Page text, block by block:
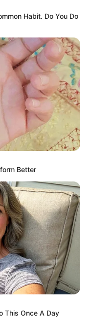
Habit. Do You Do
Better
This Once A Day